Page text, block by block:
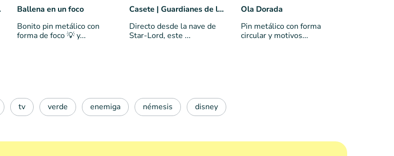
Ballena en un foco
Bonito pin metálico con
forma de foco 💡 y...
Casete | Guardianes de la galáxia
Directo desde la nave de
Star-Lord, este ...
Ola Dorada
Pin metálico con forma
circular y motivos...
tv verde enemiga némesis disney